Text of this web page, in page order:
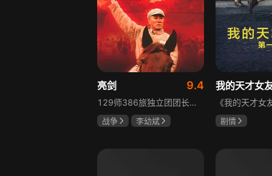
亮剑 9.4
129师386旅独立团团长李云龙敢想敢干、不按规矩办事，脾气火爆性格直爽，带领独立团展现出敢于拼杀的劲头，接连击败坂田连队、山崎大队、山本部队，名声大噪却因屡次犯规遭贬斥。抗战时期他与国军358团团长楚云飞惺惺相惜，徐蚌会战中一较高下双双重伤，养病期间李云龙与护士田雨相恋，两人及亲人战友历经国家沧桑巨变。
战争
李幼斌
我的天才女
剧情